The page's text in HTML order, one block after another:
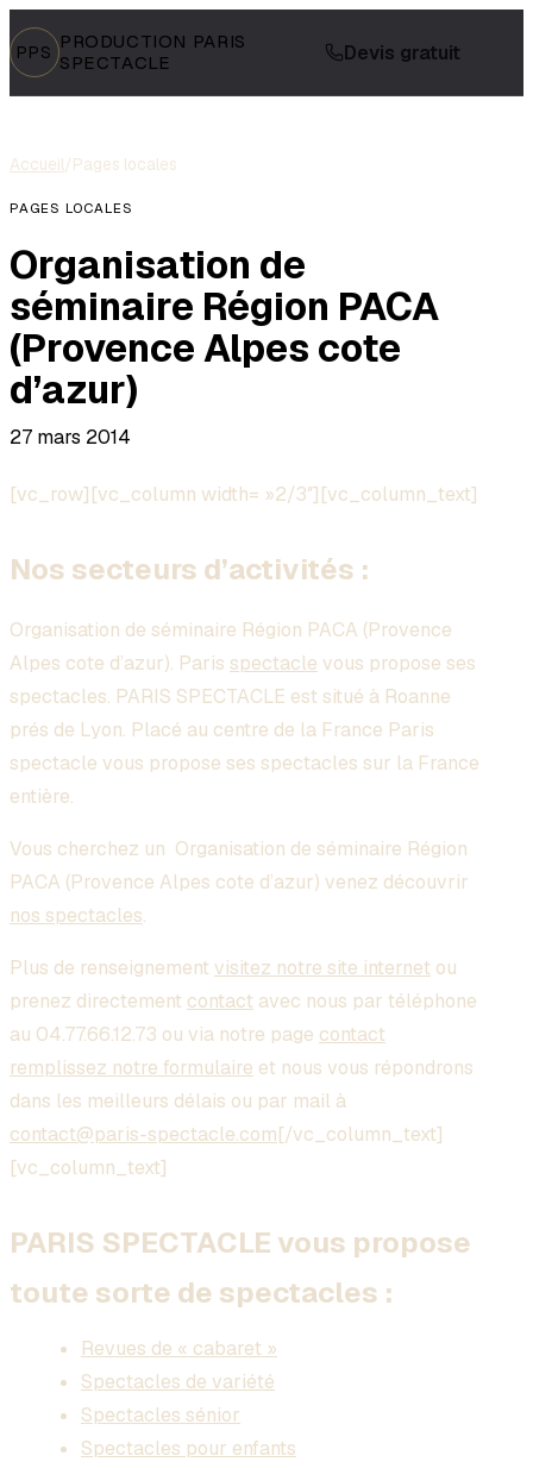
PPS PRODUCTION PARIS
SPECTACLE
Devis gratuit
Accueil/Pages locales
PAGES LOCALES
Organisation de
séminaire Région PACA
(Provence Alpes cote
d’azur)
27 mars 2014
[vc_row][vc_column width= »2/3″][vc_column_text]
Nos secteurs d’activités :
Organisation de séminaire Région PACA (Provence
Alpes cote d’azur). Paris spectacle vous propose ses
spectacles. PARIS SPECTACLE est situé à Roanne
prés de Lyon. Placé au centre de la France Paris
spectacle vous propose ses spectacles sur la France
entière.
Vous cherchez un Organisation de séminaire Région
PACA (Provence Alpes cote d’azur) venez découvrir
nos spectacles.
Plus de renseignement visitez notre site internet ou
prenez directement contact avec nous par téléphone
au 04.77.66.12.73 ou via notre page contact
remplissez notre formulaire et nous vous répondrons
dans les meilleurs délais ou par mail à
contact@paris-spectacle.com[/vc_column_text]
[vc_column_text]
PARIS SPECTACLE vous propose
toute sorte de spectacles :
Revues de « cabaret »
Spectacles de variété
Spectacles sénior
Spectacles pour enfants